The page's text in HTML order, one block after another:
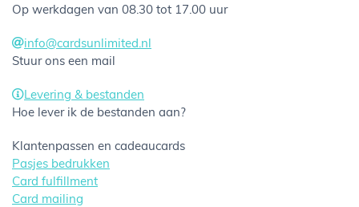
Op werkdagen van 08.30 tot 17.00 uur
info@cardsunlimited.nl
Stuur ons een mail
Levering & bestanden
Hoe lever ik de bestanden aan?
Klantenpassen en cadeaucards
Pasjes bedrukken
Card fulfillment
Card mailing